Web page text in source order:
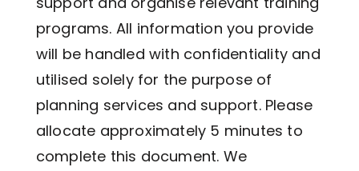
programs. All information you provide
will be handled with confidentiality and
utilised solely for the purpose of
planning services and support. Please
allocate approximately 5 minutes to
complete this document. We